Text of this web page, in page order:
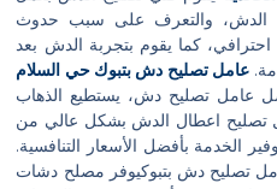
الدش، والتعرف على سبب حدوث
كما يقوم بتجربة الدش بعد
عامل تصليح دش بتبوك حي السلام
تصليح دش، يستطيع الذهاب
اعطال الدش بشكل عالي من
الخدمة بأفضل الأسعار التنافسية.
تصليح دش بتبوكيوفر مصلح دشات